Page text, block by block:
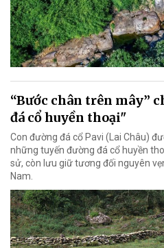
“Bước chân trên mây”
đá cổ huyền thoại"
Con đường đá cổ Pavi (Lai Châu)
những tuyến đường đá cổ huyền
sử, còn lưu giữ tương đối nguyên
Nam.